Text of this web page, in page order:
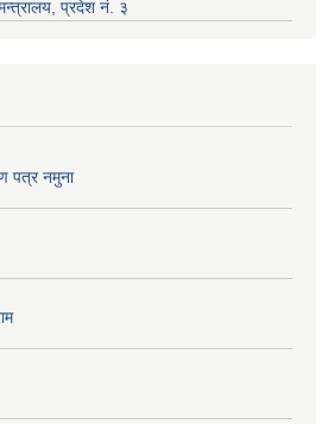
प्रदेश नं. ३
पत्र नमुना